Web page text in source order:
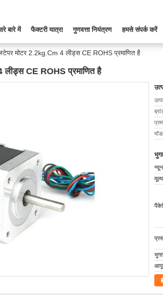
बारे में फैक्टरी यात्रा गुणवत्ता नियंत्रण हमसे संपर्क करें
मोटर 2.2kg.Cm 4 लीड्स CE ROHS प्रमाणित है
लीड्स CE ROHS प्रमाणित है